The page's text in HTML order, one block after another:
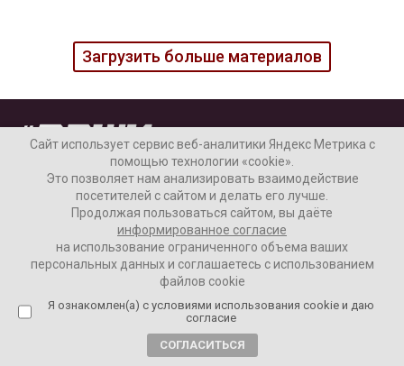
Загрузить больше материалов
Наши колонки
Актуальное
Аналитика
Сайт использует сервис веб-аналитики Яндекс Метрика с
помощью технологии «cookie».
Это позволяет нам анализировать взаимодействие
посетителей с сайтом и делать его лучше.
Продолжая пользоваться сайтом, вы даёте
информированное согласие
на использование ограниченного объема ваших
персональных данных и соглашаетесь с использованием
файлов cookie
Я ознакомлен(а) с условиями использования cookie и даю
согласие
СОГЛАСИТЬСЯ